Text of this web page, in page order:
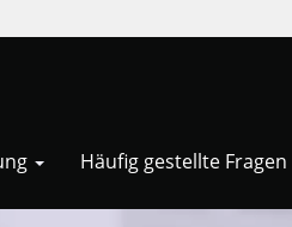
Häufig gestellte Fragen